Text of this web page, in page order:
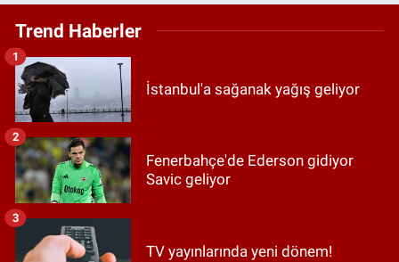
Trend Haberler
İstanbul'a sağanak yağış geliyor
1
Fenerbahçe'de Ederson gidiyor
Savic geliyor
2
TV yayınlarında yeni dönem!
3